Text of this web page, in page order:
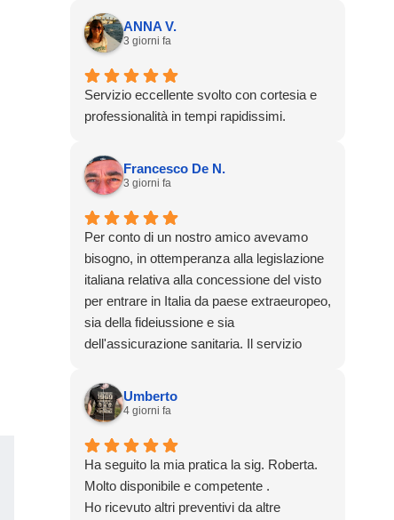
ANNA V.
3 giorni fa
Servizio eccellente svolto con cortesia e
professionalità in tempi rapidissimi.
Francesco De N.
3 giorni fa
Per conto di un nostro amico avevamo
bisogno, in ottemperanza alla legislazione
italiana relativa alla concessione del visto
per entrare in Italia da paese extraeuropeo,
sia della fideiussione e sia
dell'assicurazione sanitaria. Il servizio
specificato e oltremodo rapido. Dalla
richiesta di offerta al disbrigo completo
delle pratiche sono passate soltanto 48
ore. Efficientissimi. Un grazie speciale al
sig. Betiel.
Umberto
4 giorni fa
Ha seguito la mia pratica la sig. Roberta.
Molto disponibile e competente .
Ho ricevuto altri preventivi da altre